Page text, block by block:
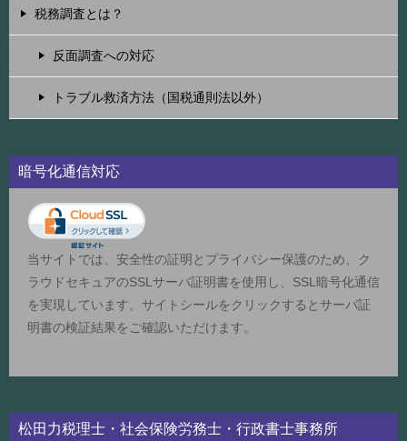
税務調査とは？
反面調査への対応
トラブル救済方法（国税通則法以外）
暗号化通信対応
当サイトでは、安全性の証明とプライバシー保護のため、ク
ラウドセキュアのSSLサーバ証明書を使用し、SSL暗号化通信
を実現しています。サイトシールをクリックするとサーバ証
明書の検証結果をご確認いただけます。
松田力税理士・社会保険労務士・行政書士事務所